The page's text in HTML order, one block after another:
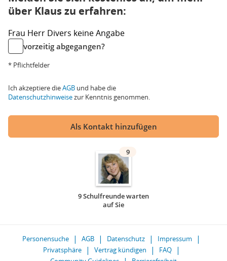
über Klaus zu erfahren:
Frau Herr Divers keine Angabe
vorzeitig abgegangen?
* Pflichtfelder
Ich akzeptiere dieAGB und habe die
Datenschutzhinweisezur Kenntnis genommen.
Als Kontakt hinzufügen
9
9 Schulfreunde warten
auf Sie
Personensuche AGB Datenschutz
Impressum
Privatsphäre
Vertrag kündigen
FAQ